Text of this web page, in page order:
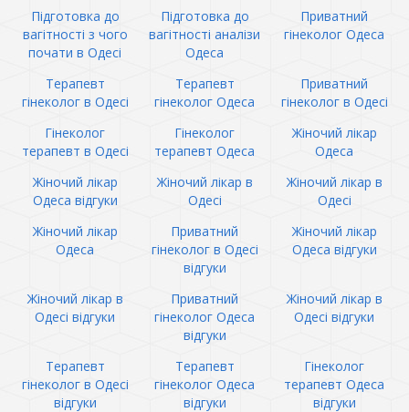
Підготовка до
вагітності з чого
почати в Одесі
Підготовка до
вагітності аналізи
Одеса
Приватний
гінеколог Одеса
Терапевт
гінеколог в Одесі
Терапевт
гінеколог Одеса
Приватний
гінеколог в Одесі
Гінеколог
терапевт в Одесі
Гінеколог
терапевт Одеса
Жіночий лікар
Одеса
Жіночий лікар
Одеса відгуки
Жіночий лікар в
Одесі
Жіночий лікар в
Одесі
Жіночий лікар
Одеса
Приватний
гінеколог в Одесі
відгуки
Жіночий лікар
Одеса відгуки
Жіночий лікар в
Одесі відгуки
Приватний
гінеколог Одеса
відгуки
Жіночий лікар в
Одесі відгуки
Терапевт
гінеколог в Одесі
відгуки
Терапевт
гінеколог Одеса
відгуки
Гінеколог
терапевт Одеса
відгуки